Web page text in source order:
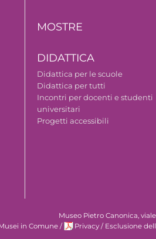
MOSTRE
DIDATTICA
Didattica per le scuole
Didattica per tutti
Incontri per docenti e studenti
universitari
Progetti accessibili
Museo Pietro Canonica,
in Comune / Privacy / Esclusione